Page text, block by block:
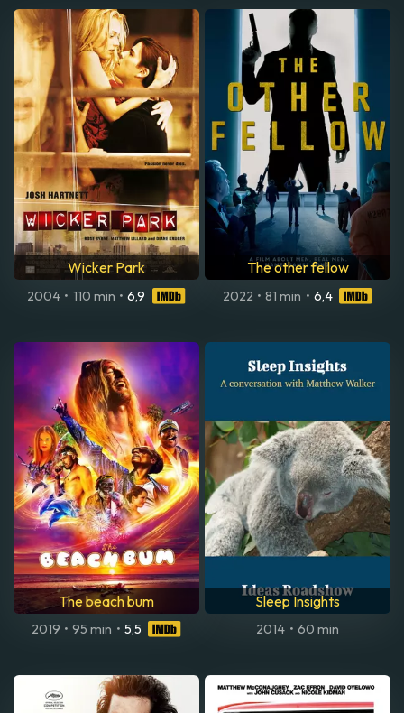
Wicker Park
2004 • 110 min • 6,9
The other fellow
2022 • 81 min • 6,4
The beach bum
2019 • 95 min • 5,5
Sleep Insights
2014 • 60 min